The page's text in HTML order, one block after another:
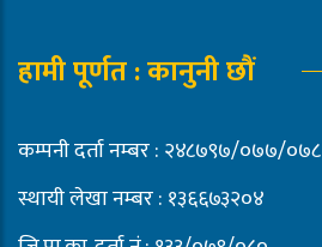
हामी पूर्णत : कानुनी छौं
कम्पनी दर्ता नम्बर : २४८७९७/०७७/०७८
स्थायी लेखा नम्बर : १३६६७३२०४